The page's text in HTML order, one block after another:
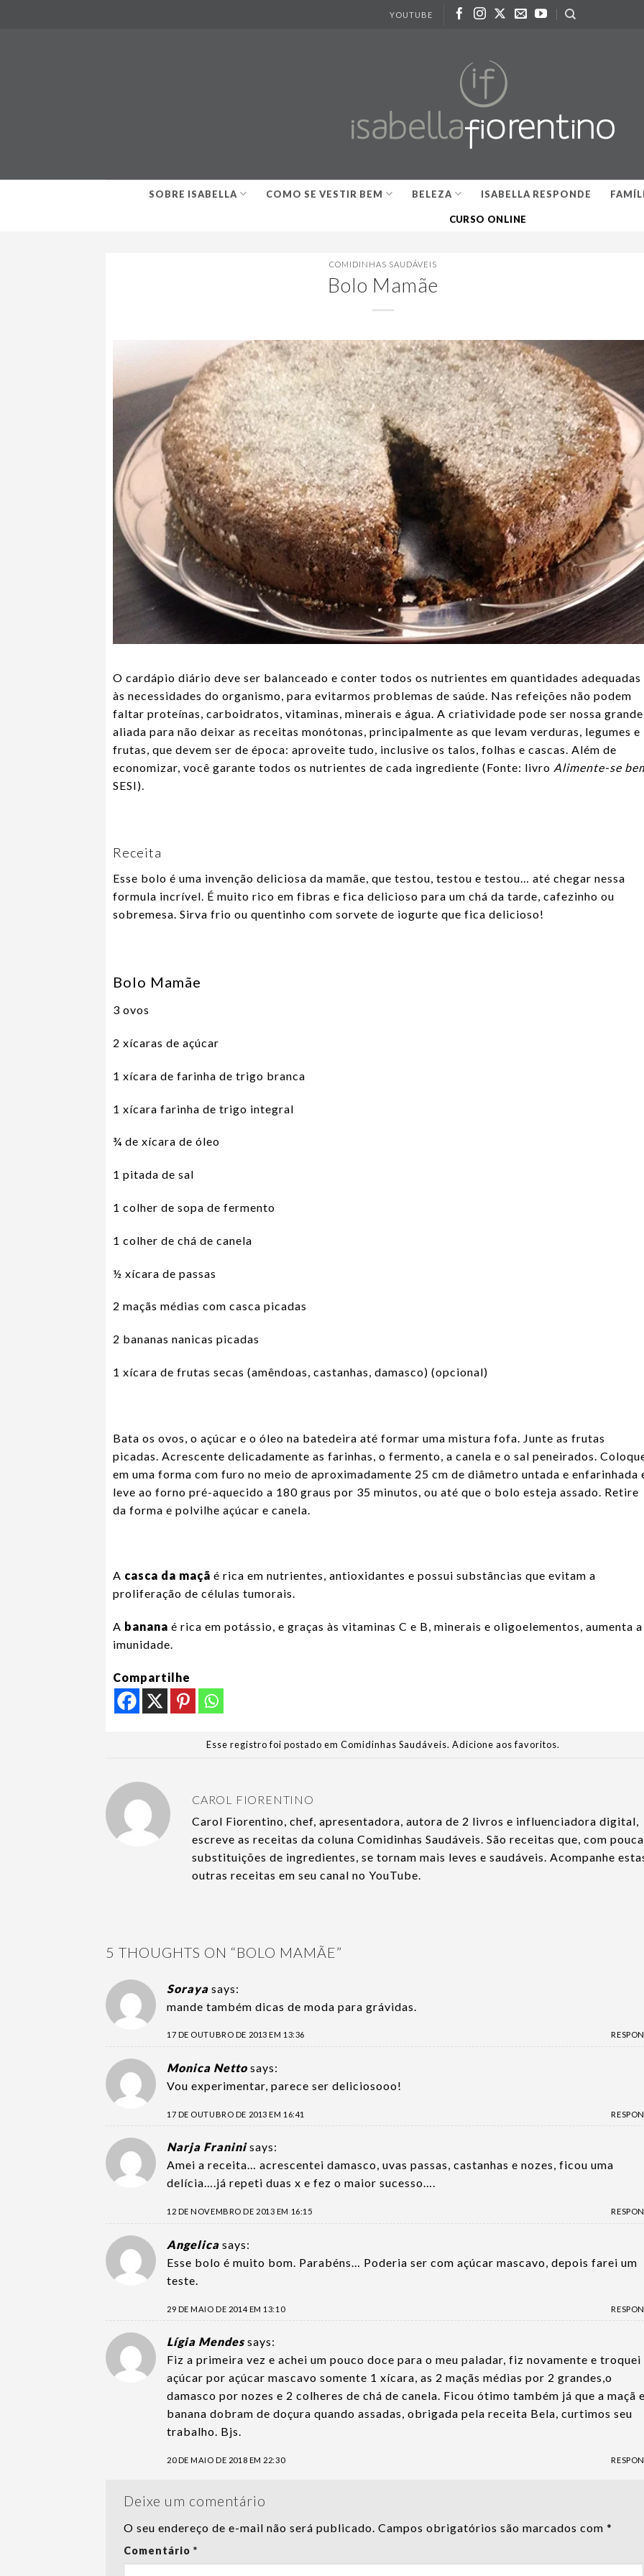
YOUTUBE
SOBRE ISABELLA COMO SE VESTIR BEM BELEZA ISABELLA RESPONDE
CURSO ONLINE
COMIDINHAS SAUDÁVEIS
Bolo Mamãe
O cardápio diário deve ser balanceado e conter todos os nutrientes em quantidades adequadas
às necessidades do organismo, para evitarmos problemas de saúde. Nas refeições não podem
faltar proteínas, carboidratos, vitaminas, minerais e água. A criatividade pode ser nossa grande
aliada para não deixar as receitas monótonas, principalmente as que levam verduras, legumes e
frutas, que devem ser de época: aproveite tudo, inclusive os talos, folhas e cascas. Além de
economizar, você garante todos os nutrientes de cada ingrediente (Fonte: livro Alimente-se
SESI).
Receita
Esse bolo é uma invenção deliciosa da mamãe, que testou, testou e testou… até chegar nessa
formula incrível. É muito rico em fibras e fica delicioso para um chá da tarde, cafezinho ou
sobremesa. Sirva frio ou quentinho com sorvete de iogurte que fica delicioso!
Bolo Mamãe
3 ovos
2 xícaras de açúcar
1 xícara de farinha de trigo branca
1 xícara farinha de trigo integral
¾ de xícara de óleo
1 pitada de sal
1 colher de sopa de fermento
1 colher de chá de canela
½ xícara de passas
2 maçãs médias com casca picadas
2 bananas nanicas picadas
1 xícara de frutas secas (amêndoas, castanhas, damasco) (opcional)
Bata os ovos, o açúcar e o óleo na batedeira até formar uma mistura fofa. Junte as frutas
picadas. Acrescente delicadamente as farinhas, o fermento, a canela e o sal peneirados.
em uma forma com furo no meio de aproximadamente 25 cm de diâmetro untada e enfarinhada
leve ao forno pré-aquecido a 180 graus por 35 minutos, ou até que o bolo esteja assado. Retire
da forma e polvilhe açúcar e canela.
A casca da maçã é rica em nutrientes, antioxidantes e possui substâncias que evitam a
proliferação de células tumorais.
A banana é rica em potássio, e graças às vitaminas C e B, minerais e oligoelementos, aumenta a
imunidade.
Compartilhe
Esse registro foi postado emComidinhas Saudáveis.Adicione aos favoritos.
CAROL FIORENTINO
Carol Fiorentino, chef, apresentadora, autora de 2 livros e influenciadora digital,
escreve as receitas da coluna Comidinhas Saudáveis. São receitas que, com
substituições de ingredientes, se tornam mais leves e saudáveis. Acompanhe
outras receitas em seu canal no YouTube.
5 THOUGHTS ON “BOLO MAMÃE”
Soraya says:
mande também dicas de moda para grávidas.
17 DE OUTUBRO DE 2013 EM 13:36
Monica Netto says:
Vou experimentar, parece ser deliciosooo!
17 DE OUTUBRO DE 2013 EM 16:41
Narja Franini says:
Amei a receita… acrescentei damasco, uvas passas, castanhas e nozes, ficou uma
delícia….já repeti duas x e fez o maior sucesso….
12 DE NOVEMBRO DE 2013 EM 16:15
Angelica says:
Esse bolo é muito bom. Parabéns… Poderia ser com açúcar mascavo, depois farei um
teste.
29 DE MAIO DE 2014 EM 13:10
Lígia Mendes says:
Fiz a primeira vez e achei um pouco doce para o meu paladar, fiz novamente e troquei
açúcar por açúcar mascavo somente 1 xícara, as 2 maçãs médias por 2 grandes,o
damasco por nozes e 2 colheres de chá de canela. Ficou ótimo também já que a maçã
banana dobram de doçura quando assadas, obrigada pela receita Bela, curtimos seu
trabalho. Bjs.
20 DE MAIO DE 2018 EM 22:30
Deixe um comentário
O seu endereço de e-mail não será publicado. Campos obrigatórios são marcados com *
Comentário *